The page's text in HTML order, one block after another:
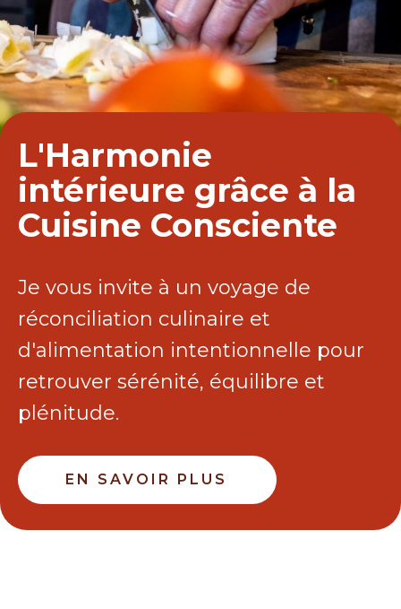
L'Harmonie
intérieure grâce à la
Cuisine Consciente
Je vous invite à un voyage de
réconciliation culinaire et
d'alimentation intentionnelle pour
retrouver sérénité, équilibre et
plénitude.
EN SAVOIR PLUS